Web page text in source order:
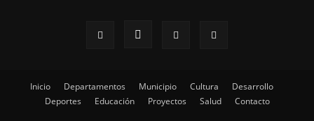
Inicio Departamentos Municipio Cultura
Desarrollo
Deportes
Educación Proyectos Salud Contacto